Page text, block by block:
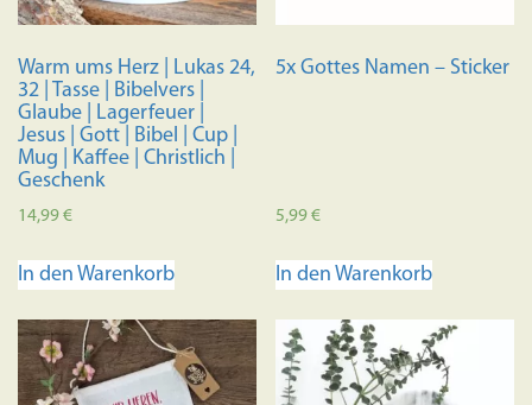
der
gewählt
werden
gewählt
Warm ums Herz | Lukas 24,
32 | Tasse | Bibelvers |
Glaube | Lagerfeuer |
Jesus | Gott | Bibel | Cup |
Mug | Kaffee | Christlich |
Geschenk
14,99€
In den Warenkorb
5x Gottes Namen – Sticker
5,99€
In den Warenkorb